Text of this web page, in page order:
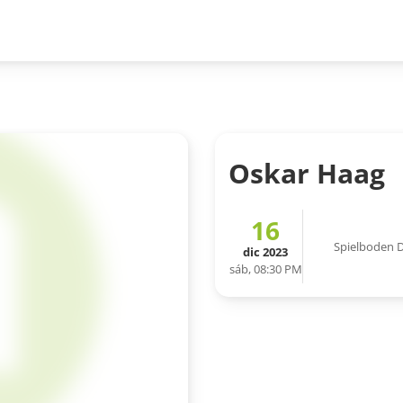
Oskar Haag
16
dic 2023
sáb, 08:30 PM
Spielboden